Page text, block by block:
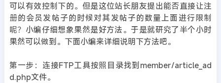
可以有效控制下的。但是这位站长朋友提出能否直接让注
册的会员发帖子的时候对其发帖子的数量上面进行限制
呢？小编仔细想象果然是好方法。于是就研究了半个小时
果然可以做到。下面小编来详细说明下方法吧。
第一步：连接FTP工具按照目录找到member/article_ad
d.php文件。